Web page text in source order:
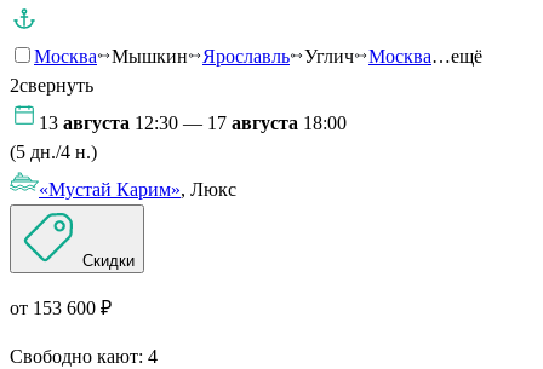
Москва Мышкин Ярославль Углич Москва…ещё
2свернуть
13 августа 12:30 — 17 августа 18:00
(5 дн./4 н.)
«Мустай Карим», Люкс
Скидки
от 153 600 ₽
Свободно кают: 4